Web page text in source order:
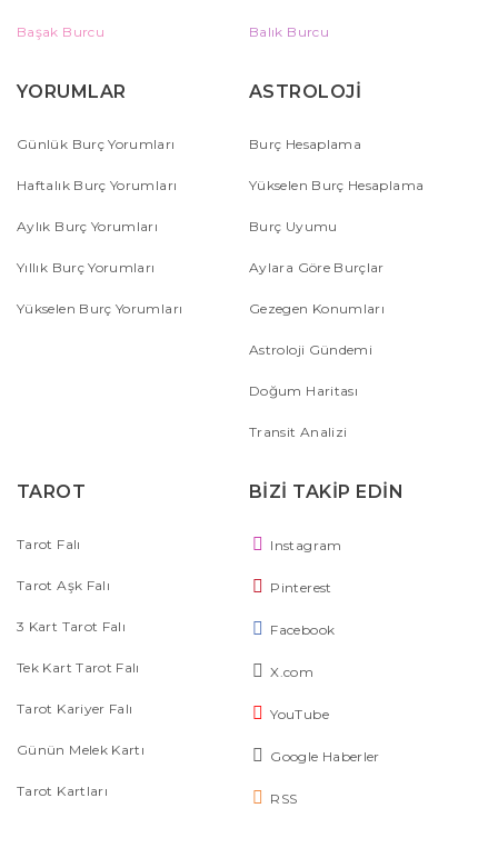
Başak Burcu Balık Burcu
YORUMLAR
Günlük Burç Yorumları
Haftalık Burç Yorumları
Aylık Burç Yorumları
Yıllık Burç Yorumları
Yükselen Burç Yorumları
ASTROLOJİ
Burç Hesaplama
Yükselen Burç Hesaplama
Burç Uyumu
Aylara Göre Burçlar
Gezegen Konumları
Astroloji Gündemi
Doğum Haritası
Transit Analizi
TAROT
Tarot Falı
Tarot Aşk Falı
3 Kart Tarot Falı
Tek Kart Tarot Falı
Tarot Kariyer Falı
Günün Melek Kartı
Tarot Kartları
BİZİ TAKİP EDİN
Instagram
Pinterest
Facebook
X.com
YouTube
Google Haberler
RSS